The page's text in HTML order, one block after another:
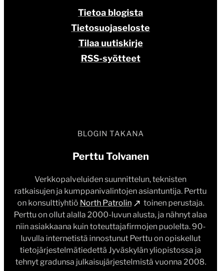
BLOGIN TAKANA
Perttu Tolvanen
Verkkopalveluiden suunnittelun, teknisten
ratkaisujen ja kumppanivalintojen asiantuntija. Perttu
on konsulttiyhtiö North Patrolin
toinen perustaja.
Perttu on ollut alalla 2000-luvun alusta, ja nähnyt alaa
niin asiakkaana kuin toteuttajafirmojen puolelta. 90-
luvulla internetistä innostunut Perttu on opiskellut
tietojärjestelmätiedettä Jyväskylän yliopistossa ja
tehnyt gradunsa julkaisujärjestelmistä vuonna 2008.
Tietoa blogista
Tietosuojaseloste
Tilaa uutiskirje
RSS-syötteet